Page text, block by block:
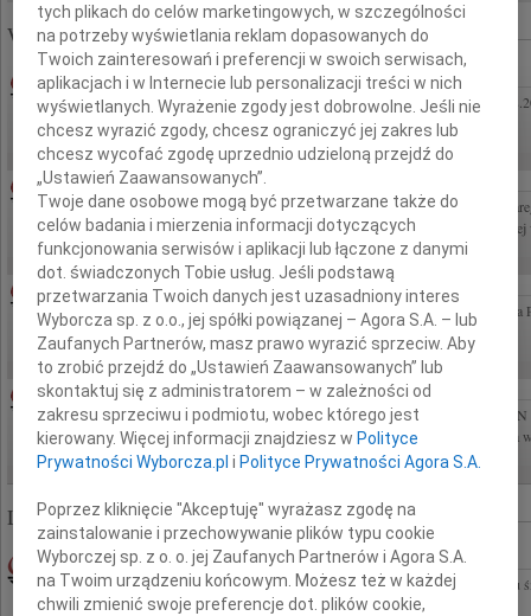
Wyróżnione ogłoszenia:
HALINA HANNA KOŚCIELNIAK05.08.2026WROCŁAW
Halina Hanna Kościelniak Zmarła 30.06.2026 roku Pogrzeb odbędzie się w dniu
Bródnowskim. Zawiadamia połączona w smutku rodzina
CEZARY SIDOROWICZ05.08.2026WARSZAWA
Z głębokim żalem przyjęliśmy wiadomość o śmierci Emerytowanego Notariusza
głębokiego współczucia Rodzinie i Bliskim składają Rada i Notariusze Izby Notarialnej
ANDRZEJ PERZANOWSKI 03.08.2026WARSZAWA
Z głębokim smutkiem i niedowierzaniem zawiadamiamy o śmierci dr n. med. Andrzeja
sobie pustkę, której nie sposób wypełnić. Był wyjątkowym Człowiekiem....
ANDRZEJ MOROZOWSKI06.08.2026CAŁA POLSKA
Z głębokim żalem żegnamy Andrzeja Morozowskiego wieloletniego dziennikarza
Człowiek, który każdego dnia pokazywał nam, czym jest prawda, rzetelność i odwaga
Liczba znalezionych nekrologów: 322 821
29.01.2010RADOM
Drogiemu Przyjacielowi Arnoldowi Górce wyrazy głębokiego współczucia z powodu
Agnieszka W., Ela, Magda, Marta, Kuba, Marcin i Rafał
tych plikach do celów marketingowych, w szczególności
na potrzeby wyświetlania reklam dopasowanych do
Twoich zainteresowań i preferencji w swoich serwisach,
aplikacjach i w Internecie lub personalizacji treści w nich
wyświetlanych. Wyrażenie zgody jest dobrowolne. Jeśli nie
chcesz wyrazić zgody, chcesz ograniczyć jej zakres lub
chcesz wycofać zgodę uprzednio udzieloną przejdź do
„Ustawień Zaawansowanych”.
Twoje dane osobowe mogą być przetwarzane także do
celów badania i mierzenia informacji dotyczących
funkcjonowania serwisów i aplikacji lub łączone z danymi
dot. świadczonych Tobie usług. Jeśli podstawą
przetwarzania Twoich danych jest uzasadniony interes
Wyborcza sp. z o.o., jej spółki powiązanej – Agora S.A. – lub
Zaufanych Partnerów, masz prawo wyrazić sprzeciw. Aby
to zrobić przejdź do „Ustawień Zaawansowanych” lub
skontaktuj się z administratorem – w zależności od
zakresu sprzeciwu i podmiotu, wobec którego jest
kierowany. Więcej informacji znajdziesz w Polityce
Prywatności Wyborcza.pl i Polityce Prywatności Agora S.A.
Poprzez kliknięcie "Akceptuję" wyrażasz zgodę na
zainstalowanie i przechowywanie plików typu cookie
Wyborczej sp. z o. o. jej Zaufanych Partnerów i Agora S.A.
na Twoim urządzeniu końcowym. Możesz też w każdej
chwili zmienić swoje preferencje dot. plików cookie,